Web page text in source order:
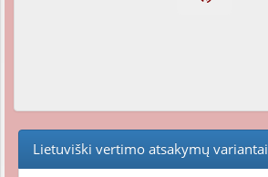
Lietuviški vertimo atsakymų variantai